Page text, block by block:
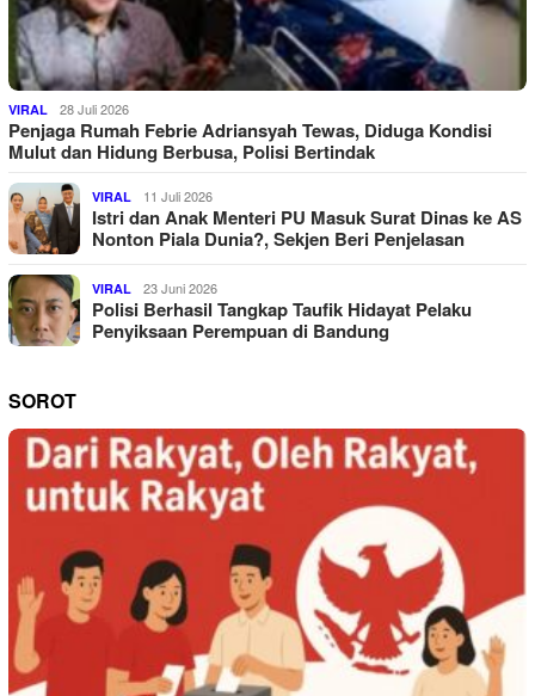
VIRAL 28 Juli 2026
Penjaga Rumah Febrie Adriansyah Tewas, Diduga Kondisi
Mulut dan Hidung Berbusa, Polisi Bertindak
VIRAL 11 Juli 2026
Istri dan Anak Menteri PU Masuk Surat Dinas ke AS
Nonton Piala Dunia?, Sekjen Beri Penjelasan
VIRAL 23 Juni 2026
Polisi Berhasil Tangkap Taufik Hidayat Pelaku
Penyiksaan Perempuan di Bandung
SOROT